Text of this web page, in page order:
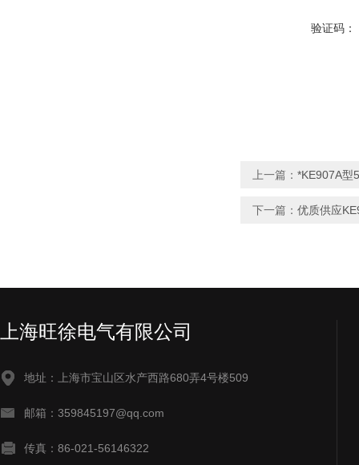
验证码：
上一篇： *KE907A型
下一篇： 优质供应
上海旺徐电气有限公司
地址：上海市宝山区水产西路680弄4号楼509
邮箱：359845197@qq.com
传真：86-021-56146322